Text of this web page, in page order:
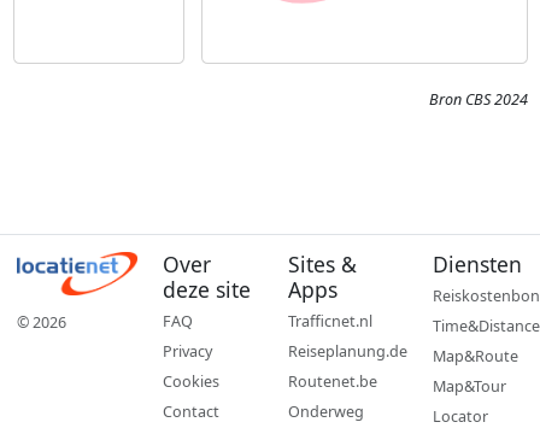
Bron CBS 2024
© 2026
Over
deze site
FAQ
Privacy
Cookies
Contact
Sites &
Apps
Trafficnet.nl
Reiseplanung.de
Routenet.be
Onderweg
Diensten
Reiskostenbon
Time&Distance
Map&Route
Map&Tour
Locator